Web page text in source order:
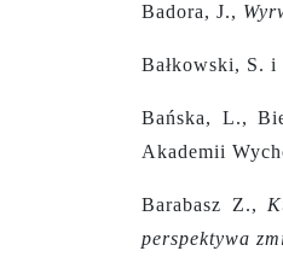
Badora, J.,
Bałkowski, S. i
Bańska, L.,
Akademii
Barabasz Z.,
perspektywa